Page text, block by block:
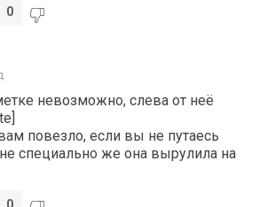
0
невозможно, слева от неё
повезло, если вы не путаесь
специально же она вырулила на